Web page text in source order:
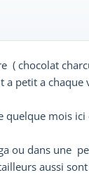
( chocolat
petit a chaque
quelque mois
ou dans une
aussi